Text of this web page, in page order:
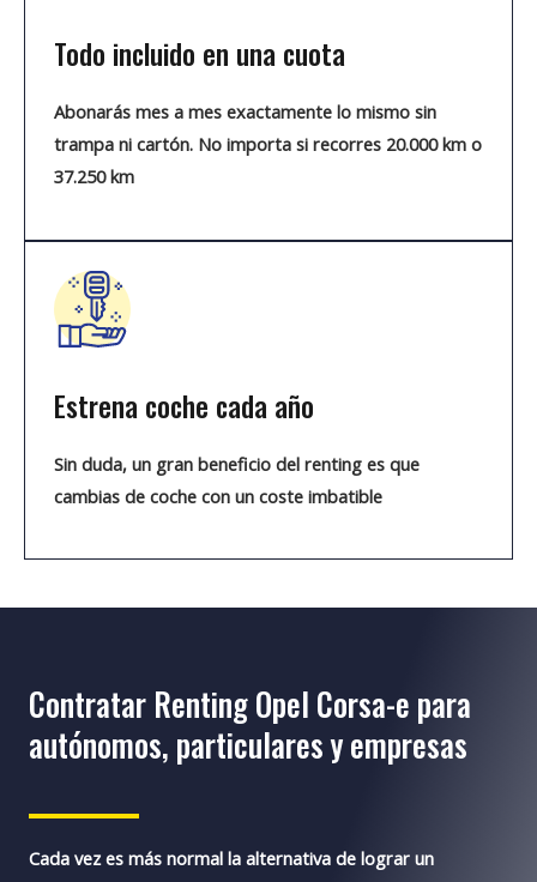
Todo incluido en una cuota
Abonarás mes a mes exactamente lo mismo sin
trampa ni cartón. No importa si recorres 20.000 km o
37.250 km
Estrena coche cada año
Sin duda, un gran beneficio del renting es que
cambias de coche con un coste imbatible
Contratar Renting Opel Corsa-e para
autónomos, particulares y empresas
Cada vez es más normal la alternativa de lograr un